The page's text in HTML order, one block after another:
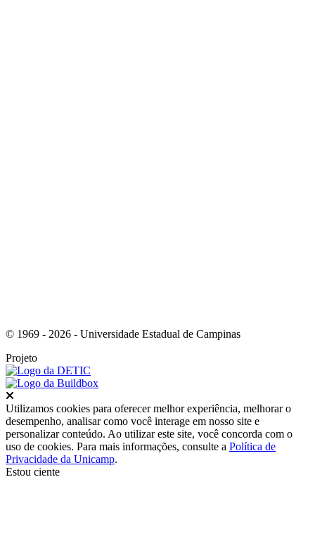
© 1969 - 2026 - Universidade Estadual de Campinas
Projeto
Utilizamos cookies para oferecer melhor experiência, melhorar o
desempenho, analisar como você interage em nosso site e
personalizar conteúdo. Ao utilizar este site, você concorda com o
uso de cookies. Para mais informações, consulte a Política de
Privacidade da Unicamp.
Estou ciente